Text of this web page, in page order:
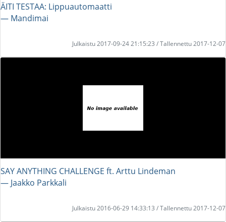
ÄITI TESTAA: Lippuautomaatti
― Mandimai
Julkaistu 2017-09-24 21:15:23 / Tallennettu 2017-12-07
SAY ANYTHING CHALLENGE ft. Arttu Lindeman
― Jaakko Parkkali
Julkaistu 2016-06-29 14:33:13 / Tallennettu 2017-12-07